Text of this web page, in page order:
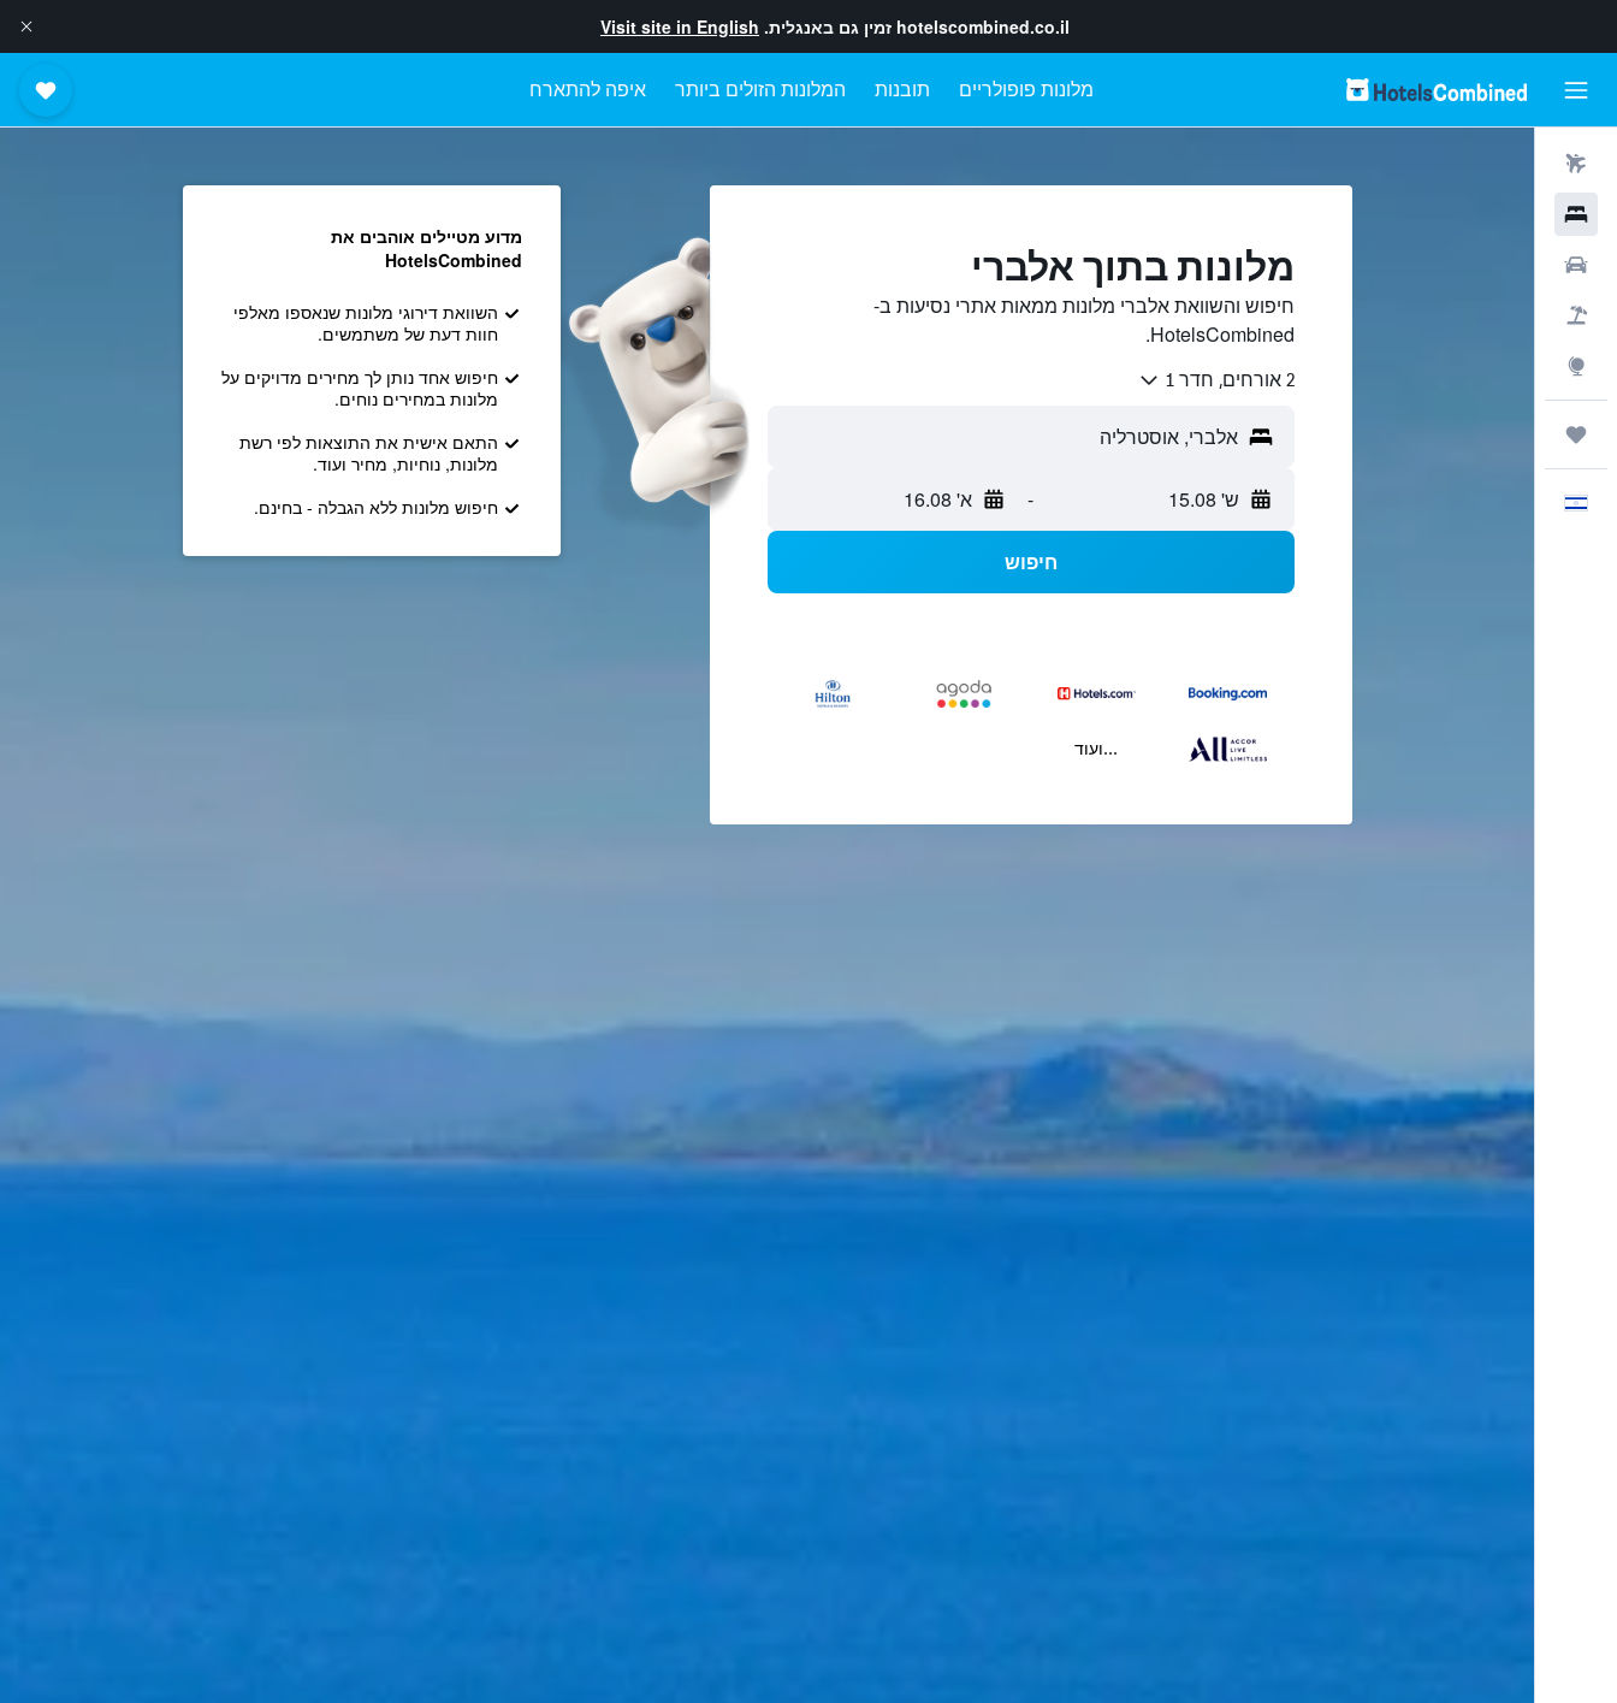
hotelscombined.co.il זמין גם באנגלית. Visit site in English
מלונות פופולריים תובנות המלונות הזולים ביותר איפה להתארח
מלונות בתוך אלברי
חיפוש והשוואת אלברי מלונות ממאות אתרי נסיעות ב-
HotelsCombined.
2 אורחים, חדר 1
ש' 15.08 - א' 16.08
חיפוש
...ועוד
מדוע מטיילים אוהבים את
HotelsCombined
השוואת דירוגי מלונות שנאספו מאלפי
חוות דעת של משתמשים.
חיפוש אחד נותן לך מחירים מדויקים על
מלונות במחירים נוחים.
התאם אישית את התוצאות לפי רשת
מלונות, נוחיות, מחיר ועוד.
חיפוש מלונות ללא הגבלה - בחינם.